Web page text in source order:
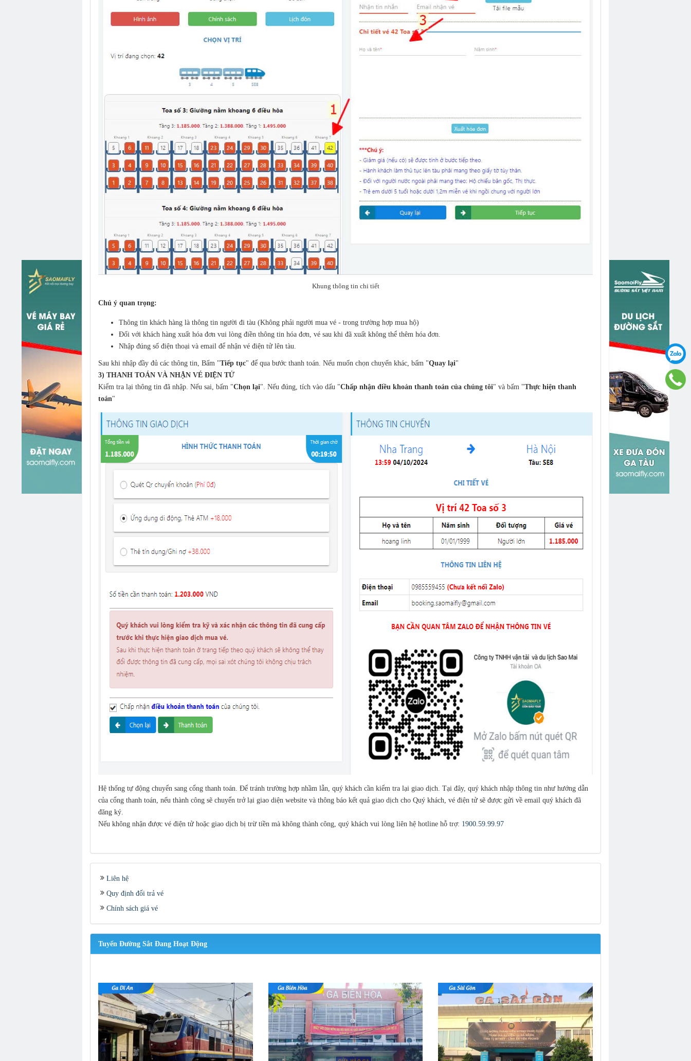
Khung thông tin chi tiết
Chú ý quan trọng:
Thông tin khách hàng là thông tin người đi tàu (Không phải người mua vé - trong trường hợp mua hộ)
Đối với khách hàng xuất hóa đơn vui lòng điền thông tin hóa đơn, vé sau khi đã xuất không thể thêm hóa đơn.
Nhập đúng số điện thoại và email để nhận vé điện tử lên tàu.
Sau khi nhập đầy đủ các thông tin, Bấm "Tiếp tục" để qua bước thanh toán. Nếu muốn chọn chuyến khác, bấm "Quay lại"
3) THANH TOÁN VÀ NHẬN VÉ ĐIỆN TỬ
Kiểm tra lại thông tin đã nhập. Nếu sai, bấm "Chọn lại". Nếu đúng, tích vào dấu "Chấp nhận điều khoản thanh toán của chúng tôi" và bấm "Thực hiện thanh
toán"
Hệ thống tự động chuyển sang cổng thanh toán. Để tránh trường hợp nhầm lẫn, quý khách cần kiểm tra lại giao dịch. Tại đây, quý khách nhập thông tin như hướng dẫn
của cổng thanh toán, nếu thành công sẽ chuyển trở lại giao diện website và thông báo kết quả giao dịch cho Quý khách, vé điện tử sẽ được gửi về email quý khách đã
đăng ký.
Nếu không nhận được vé điện tử hoặc giao dịch bị trừ tiền mà không thành công, quý khách vui lòng liên hệ hotline hỗ trợ: 1900.59.99.97
Liên hệ
Quy định đổi trả vé
Chính sách giá vé
Tuyến Đường Sắt Đang Hoạt Động